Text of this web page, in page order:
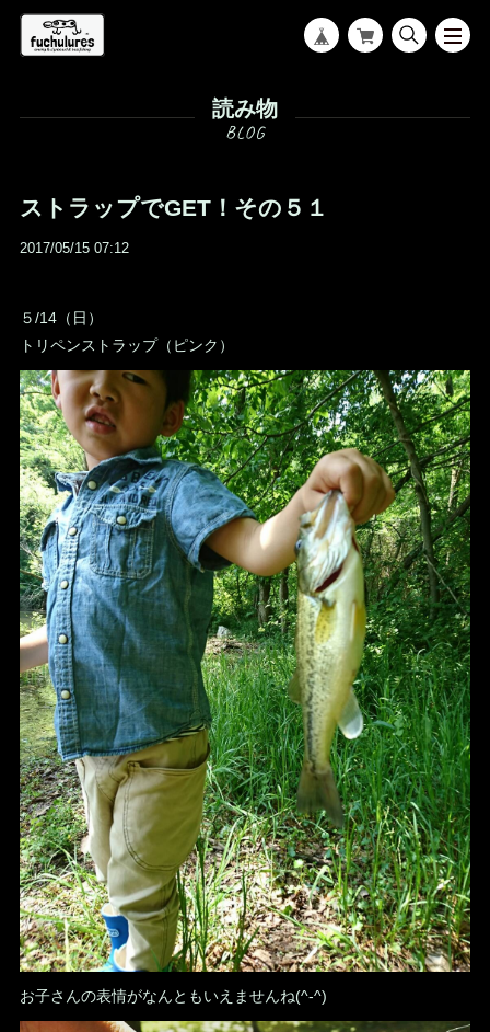
読み物
ストラップでGET！その５１
2017/05/15 07:12
５/14（日）
トリペンストラップ（ピンク）
お子さんの表情がなんともいえませんね(^-^)